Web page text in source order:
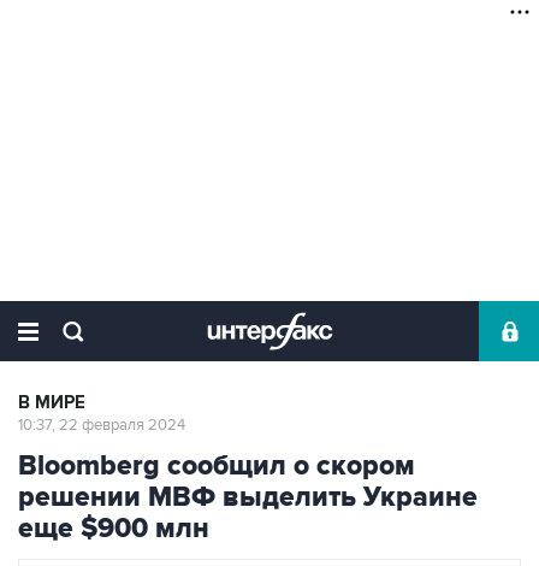
В МИРЕ
10:37, 22 февраля 2024
Bloomberg сообщил о скором
решении МВФ выделить Украине
еще $900 млн